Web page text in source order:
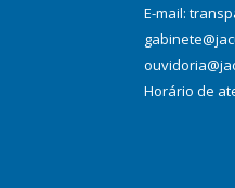
E-mail:
Horário de